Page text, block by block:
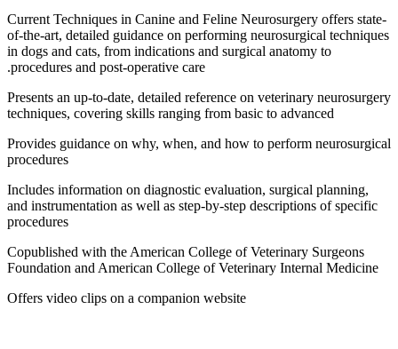
Current Techniques in Canine and Feline Neurosurgery offers state-
of-the-art, detailed guidance on performing neurosurgical techniques
in dogs and cats, from indications and surgical anatomy to
procedures and post-operative care.
Presents an up-to-date, detailed reference on veterinary neurosurgery
techniques, covering skills ranging from basic to advanced
Provides guidance on why, when, and how to perform neurosurgical
procedures
Includes information on diagnostic evaluation, surgical planning,
and instrumentation as well as step-by-step descriptions of specific
procedures
Copublished with the American College of Veterinary Surgeons
Foundation and American College of Veterinary Internal Medicine
Offers video clips on a companion website